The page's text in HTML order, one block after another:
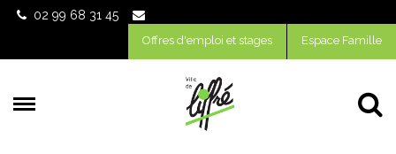
Gestion des traceurs
02 99 68 31 45
Offres d'emploi et stages Espace Famille